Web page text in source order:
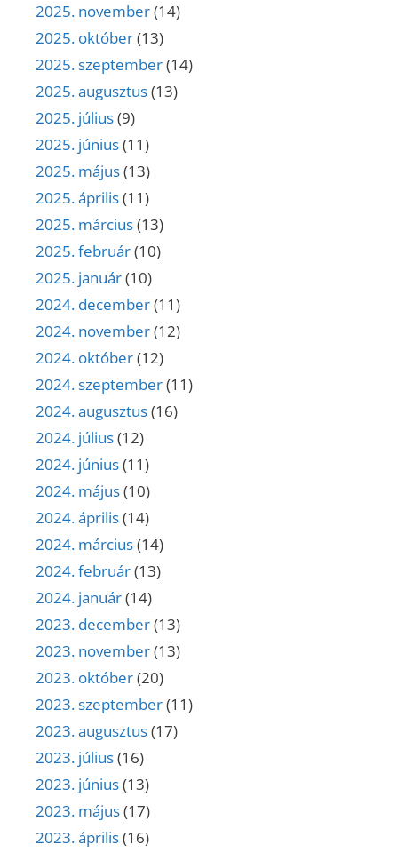
2025. november(14)
2025. október(13)
2025. szeptember(14)
2025. augusztus(13)
2025. július(9)
2025. június(11)
2025. május(13)
2025. április(11)
2025. március(13)
2025. február(10)
2025. január(10)
2024. december(11)
2024. november(12)
2024. október(12)
2024. szeptember(11)
2024. augusztus(16)
2024. július(12)
2024. június(11)
2024. május(10)
2024. április(14)
2024. március(14)
2024. február(13)
2024. január(14)
2023. december(13)
2023. november(13)
2023. október(20)
2023. szeptember(11)
2023. augusztus(17)
2023. július(16)
2023. június(13)
2023. május(17)
2023. április(16)